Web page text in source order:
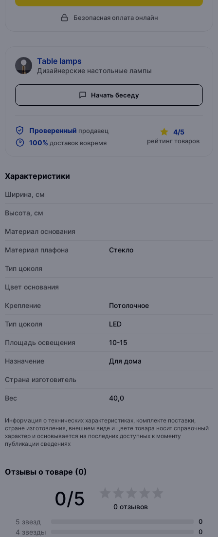
Безопасная оплата онлайн
Table lamps
Дизайнерские настольные лампы
Начать беседу
Проверенный продавец
100% доставок вовремя
4/5
рейтинг товаров
Характеристики
Ширина, см
Высота, см
Материал основания
Материал плафона Стекло
Тип цоколя
Цвет основания
Крепление Потолочное
Тип цоколя LED
Площадь освещения 10-15
Назначение Для дома
Страна изготовитель
Вес 40,0
Информация о технических характеристиках, комплекте поставки,
стране изготовления, внешнем виде и цвете товара носит справочный
характер и основывается на последних доступных к моменту
публикации сведениях
Отзывы о товаре (0)
0/5
0 отзывов
5 звезд
0
4 звезды 0